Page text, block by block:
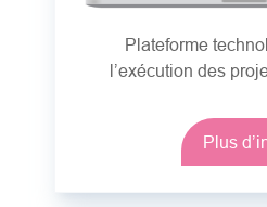
Plateforme
l’exécution des
Plus